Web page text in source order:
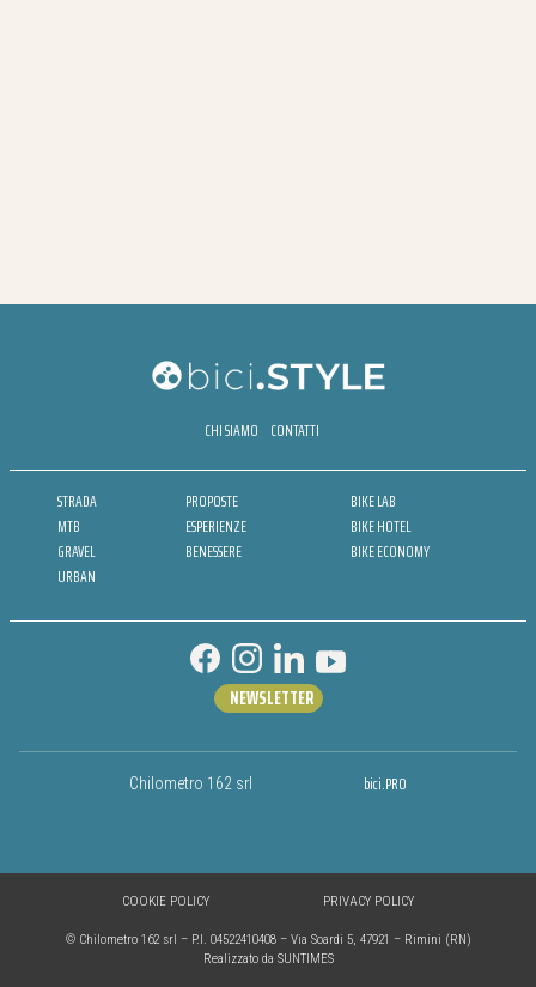
CHI SIAMO CONTATTI
STRADA
MTB
GRAVEL
URBAN
PROPOSTE
ESPERIENZE
BENESSERE
BIKE LAB
BIKE HOTEL
BIKE ECONOMY
Chilometro 162 srl bici.PRO
NEWSLETTER
© Chilometro 162 srl – P.I. 04522410408 – Via Soardi 5, 47921 – Rimini (RN)
Realizzato da SUNTIMES
COOKIE POLICY PRIVACY POLICY